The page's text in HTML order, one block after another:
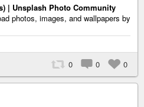
| Unsplash Photo Community
photos, images, and wallpapers by
0 0 0